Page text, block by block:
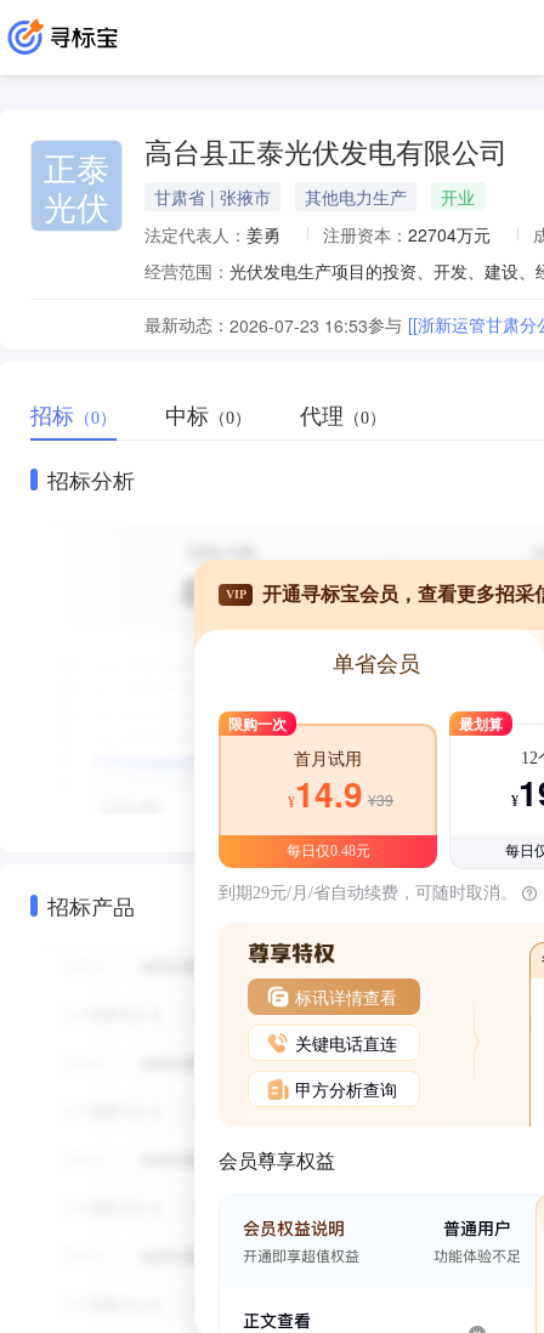
正泰
光伏
高台县正泰光伏发电有限公司
甘肃省 | 张掖市 其他电力生产
开业
法定代表人： 姜勇 注册资本： 22704万元
经营范围：
最新动态： 2026-07-23 16:53参与 [[浙新运管甘肃
招标 （0） 中标 （0） 代理 （0）
招标分析
招标产品
VIP 开通寻标宝会员，查看更多招采
单省会员
限购一次
首月试用
¥14.9 ¥39
每日仅0.48元
最划算
12
¥
每日
到期29元/月/省自动续费，可随时取消。
标讯详情查看
关键电话直连
甲方分析查询
会员尊享权益